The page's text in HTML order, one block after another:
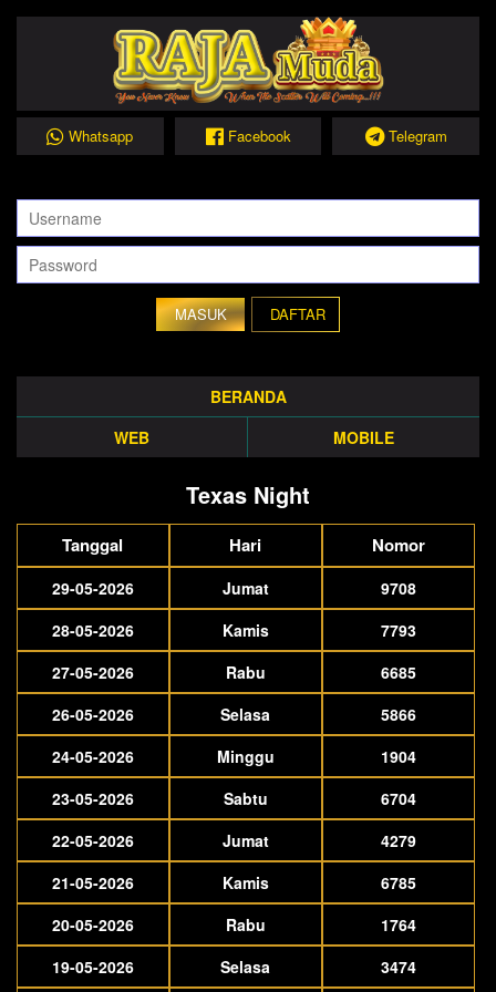
Whatsapp Facebook Telegram
DAFTAR
BERANDA
WEB
MOBILE
Texas Night
Tanggal Hari Nomor
29-05-2026 Jumat
9708
28-05-2026
Kamis
7793
27-05-2026
Rabu
6685
26-05-2026
Selasa
5866
24-05-2026
Minggu
1904
23-05-2026
Sabtu
6704
22-05-2026
Jumat
4279
21-05-2026
Kamis
6785
20-05-2026
Rabu
1764
19-05-2026
Selasa 3474